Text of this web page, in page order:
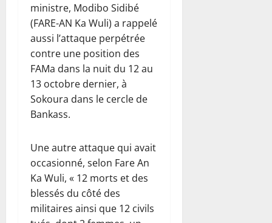
ministre, Modibo Sidibé
(FARE-AN Ka Wuli) a rappelé
aussi l’attaque perpétrée
contre une position des
FAMa dans la nuit du 12 au
13 octobre dernier, à
Sokoura dans le cercle de
Bankass.
Une autre attaque qui avait
occasionné, selon Fare An
Ka Wuli, « 12 morts et des
blessés du côté des
militaires ainsi que 12 civils